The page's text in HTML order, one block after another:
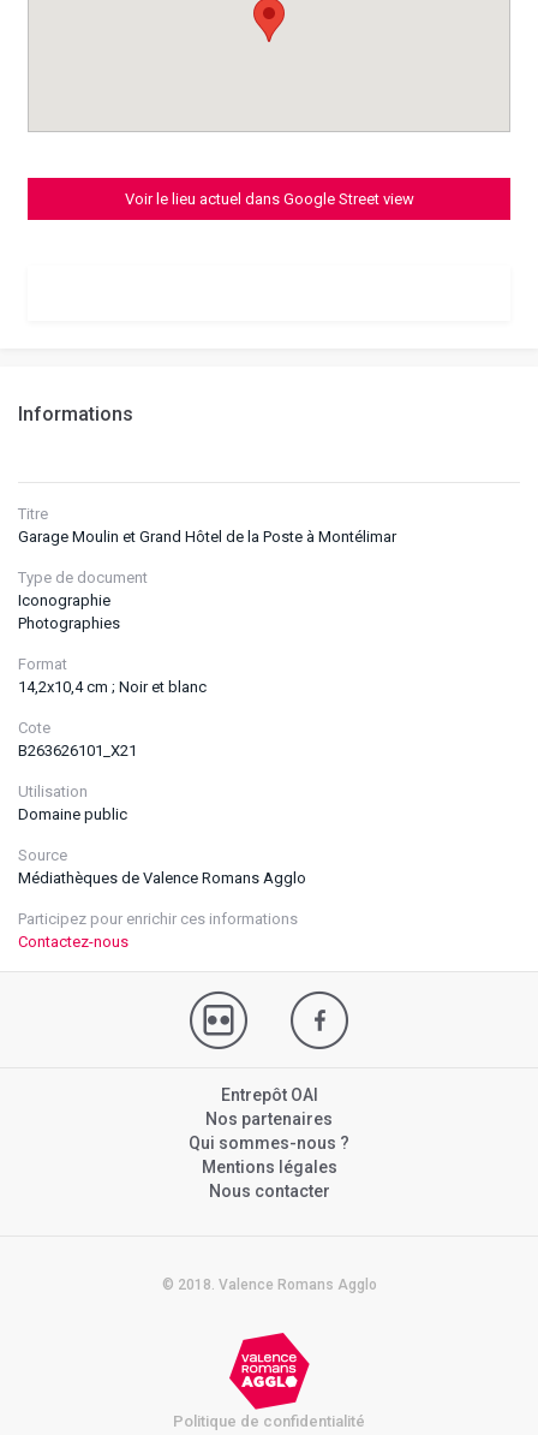
Informations
Titre
Garage Moulin et Grand Hôtel de la Poste à Montélimar
Type de document
Iconographie
Photographies
Format
14,2x10,4 cm ; Noir et blanc
Cote
B263626101_X21
Utilisation
Domaine public
Source
Médiathèques de Valence Romans Agglo
Participez pour enrichir ces informations
Contactez-nous
Voir le lieu actuel dans Google Street view
Entrepôt OAI
Nos partenaires
Qui sommes-nous ?
Mentions légales
Nous contacter
© 2018. Valence Romans Agglo
Politique de confidentialité